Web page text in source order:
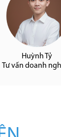
Huỳnh Tỷ
Tư vấn doanh